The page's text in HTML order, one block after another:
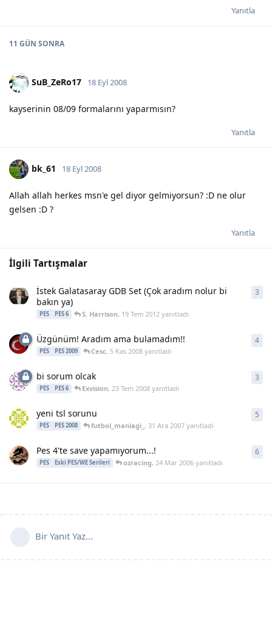
Yanıtla
11 GÜN SONRA
SuB_ZeRo17 18 Eyl 2008
kayserinin 08/09 formalarını yaparmısın?
Yanıtla
bk_61 18 Eyl 2008
Allah allah herkes msn'e gel diyor gelmiyorsun? :D ne olur
gelsen :D ?
Yanıtla
İlgili Tartışmalar
İstek Galatasaray GDB Set (Çok aradım nolur bi
bakın ya)
PES PES 6 S. Harrison, 19 Tem 2012yanıtladı
3
Üzgünüm! Aradım ama bulamadım!!
PES PES 2009 Cesc, 5 Kas 2008yanıtladı
4
bi sorum olcak
PES PES 6 Exvision, 23 Tem 2008yanıtladı
3
yeni tsl sorunu
PES PES 2008 futbol_maniagi_ , 31 Ara 2007yanıtladı
5
Pes 4'te save yapamıyorum...!
PES Eski PES/WE Serileri ozracing, 24 Mar 2006yanıtladı
6
Bir Yanıt Yaz...